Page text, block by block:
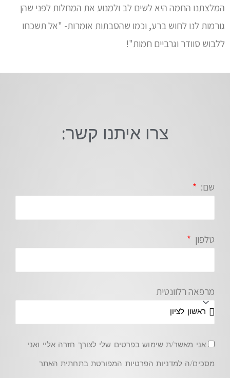
המלצתנו החמה היא לשים לב ולמנוע את המחלות לפני שהן
גורמות לנו לחוש ברע, וכמו שהסבתות אומרות- "אל תשכחו
ללבוש סוודר וגרביים חמות"!
צרו איתנו קשר:
שם:
טלפון
מרפאה רלוונטית
אני מאשר/ת שימוש בפרטים שלי לצורך חזרה אליי ואני
מסכים/ה למדניות הפרטיות המפורטת בתחתית האתר